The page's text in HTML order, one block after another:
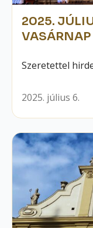
2025.
Szeretettel
2025. július 6.